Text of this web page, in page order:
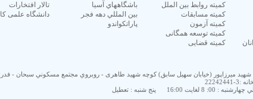
كميته روابط بين الملل
كميته مسابقات
كميته آزمون
كميته توسعه همگانی
كميته قضایی
باشگاههاي آسيا
بين المللي دهه فجر
پاراتکواندو
تالار افتخارات
دانشگاه علمی
شهيد ميرزاپور (خيابان سهيل سابق) كوچه شهید طاهری - روبروي مجتمع مسكوني سبحان -
22242441
8 لغايت 16:00
پنج شنبه : تعطیل